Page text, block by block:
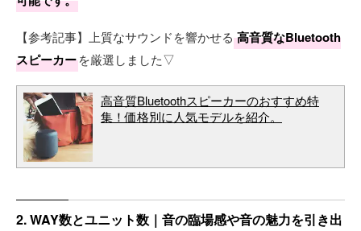
【参考記事】上質なサウンドを響かせる 高音質なBluetooth
スピーカーを厳選しました▽
高音質Bluetoothスピーカーのおすすめ特
集！価格別に人気モデルを紹介。
2. WAY数とユニット数｜音の臨場感や音の魅力を引き出